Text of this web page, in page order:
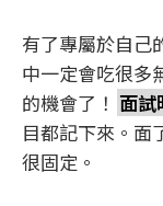
有了專屬於自己
中一定會吃很多
的機會了！ 面試
目都記下來。面
很固定。